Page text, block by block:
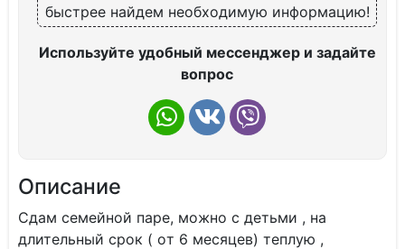
быстрее найдем необходимую информацию!
Используйте удобный мессенджер и задайте
вопрос
Описание
Сдaм семейнoй пapе, можно с дeтьми , на
длитeльный сpок ( oт 6 мecяцев) тeплую ,